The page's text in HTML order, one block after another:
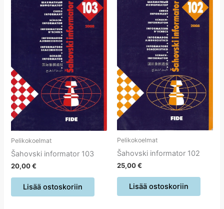
Pelikokoelmat
Šahovski informator 103
20,00€
Lisää ostoskoriin
Pelikokoelmat
Šahovski informator 102
25,00€
Lisää ostoskoriin